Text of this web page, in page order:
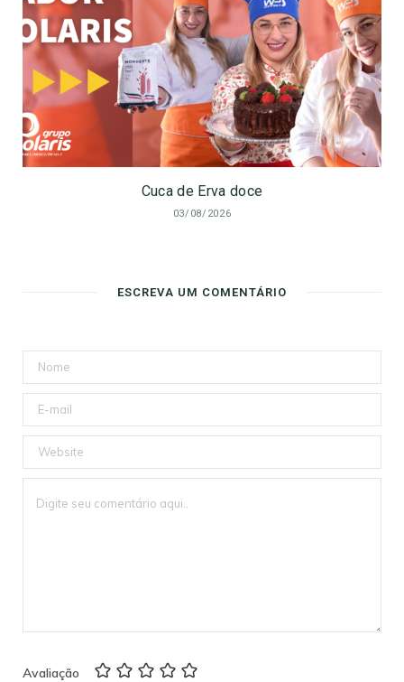
Cuca de Erva doce
03/08/2026
ESCREVA UM COMENTÁRIO
Avaliação